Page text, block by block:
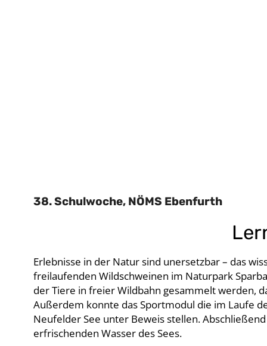
38. Schulwoche, NÖMS Ebenfurth
Erlebnisse in der Natur sind unersetzbar – das
freilaufenden Wildschweinen im Naturpark
der Tiere in freier Wildbahn gesammelt werden,
Außerdem konnte das Sportmodul die im Laufe
Neufelder See unter Beweis stellen.
erfrischenden Wasser des Sees.